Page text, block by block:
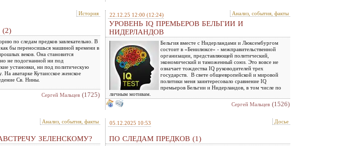
История
по следам предков завлекательно. В
как бы переносишься машиной времени в
веков. Она становится
не подогнанной ни под
установки, ни под политическую
На аватарке Кутаисское женское
Св. Нины.
Сергей Мальцев (1725)
22.12.25 12:00 (12:24) Анализ, события, факты
УРОВЕНЬ IQ ПРЕМЬЕРОВ БЕЛЬГИИ И
НИДЕРЛАНДОВ
Бельгия вместе с Нидерландами и Люксембургом
состоит в «Бенилюксе» - межправительственной
организации, представляющей политический,
экономический и таможенный союз. Это вовсе не
означает тождества IQ руководителей трех
государств. В свете общеевропейской и мировой
политики меня заинтересовало сравнение IQ
премьеров Бельгии и Нидерландов, в том числе по
личным мотивам.
Сергей Мальцев (1526)
Анализ, события, факты
ЗЕЛЕНСКОМУ?
05.12.2025 10:53 Досье
ПО СЛЕДАМ ПРЕДКОВ (1)